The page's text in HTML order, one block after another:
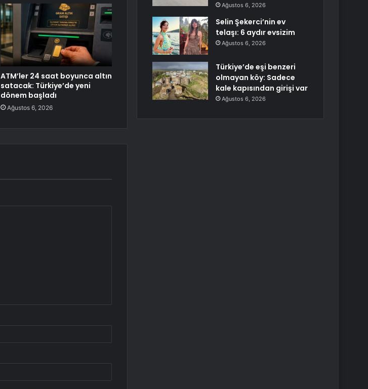
ATM’ler 24 saat boyunca altın
satacak: Türkiye’de yeni
dönem başladı
Ağustos 6, 2026
Ağustos 6, 2026
Selin Şekerci’nin ev
telaşı: 6 aydır evsizim
Ağustos 6, 2026
Türkiye’de eşi benzeri
olmayan köy: Sadece
kale kapısından girişi var
Ağustos 6, 2026